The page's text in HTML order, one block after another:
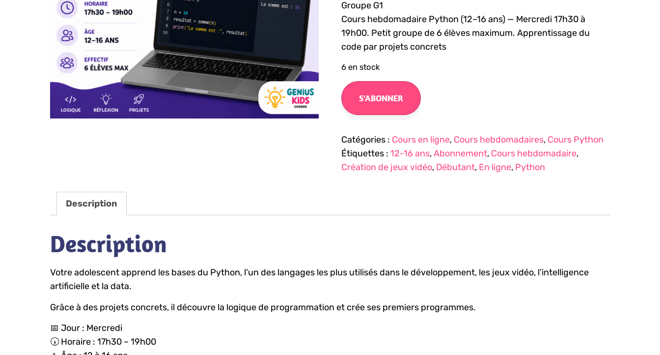
Groupe G1
Cours hebdomadaire Python (12–16 ans) — Mercredi 17h30 à
19h00. Petit groupe de 6 élèves maximum. Apprentissage du
code par projets concrets
6 en stock
S'ABONNER
Catégories : Cours en ligne, Cours hebdomadaires, Cours Python
Étiquettes : 12-16 ans,Abonnement, Cours hebdomadaire,
Création de jeux vidéo, Débutant, En ligne, Python
Description
Description
Votre adolescent apprend les bases du Python, l’un des langages les plus utilisés dans le développement, les jeux vidéo, l’intelligence
artificielle et la data.
Grâce à des projets concrets, il découvre la logique de programmation et crée ses premiers programmes.
📅 Jour : Mercredi
🕠 Horaire : 17h30 – 19h00